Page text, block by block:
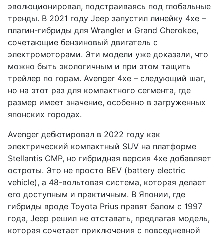
эволюционировал, подстраиваясь под глобальные
тренды. В 2021 году Jeep запустил линейку 4xe –
плагин-гибриды для Wrangler и Grand Cherokee,
сочетающие бензиновый двигатель с
электромоторами. Эти модели уже доказали, что
можно быть экологичным и при этом тащить
трейлер по горам. Avenger 4xe – следующий шаг,
но на этот раз для компактного сегмента, где
размер имеет значение, особенно в загруженных
японских городах.
Avenger дебютировал в 2022 году как
электрический компактный SUV на платформе
Stellantis CMP, но гибридная версия 4xe добавляет
остроты. Это не просто BEV (battery electric
vehicle), а 48-вольтовая система, которая делает
его доступным и практичным. В Японии, где
гибриды вроде Toyota Prius правят балом с 1997
года, Jeep решил не отставать, предлагая модель,
которая сочетает приключения с повседневной